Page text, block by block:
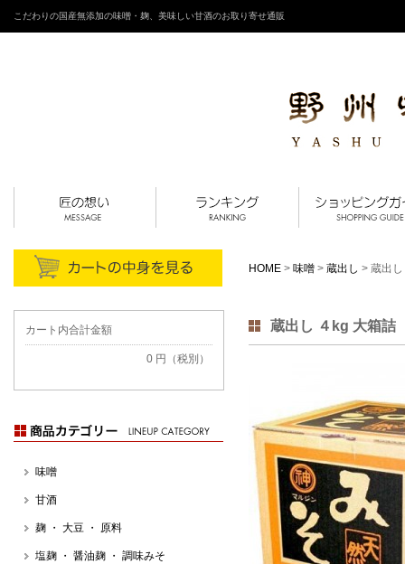
こだわりの国産無添加の味噌・麹、美味しい甘酒のお取り寄せ通販
HOME > 味噌 > 蔵出し > 蔵出
蔵出し ４kg 大箱詰
カート内合計金額
0 円（税別）
味噌
甘酒
麹 ・ 大豆 ・ 原料
塩麹 ・ 醤油麹 ・ 調味みそ